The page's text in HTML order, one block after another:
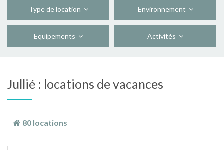
Type de location Environnement
Equipements Activités
Jullié : locations de vacances
80 locations